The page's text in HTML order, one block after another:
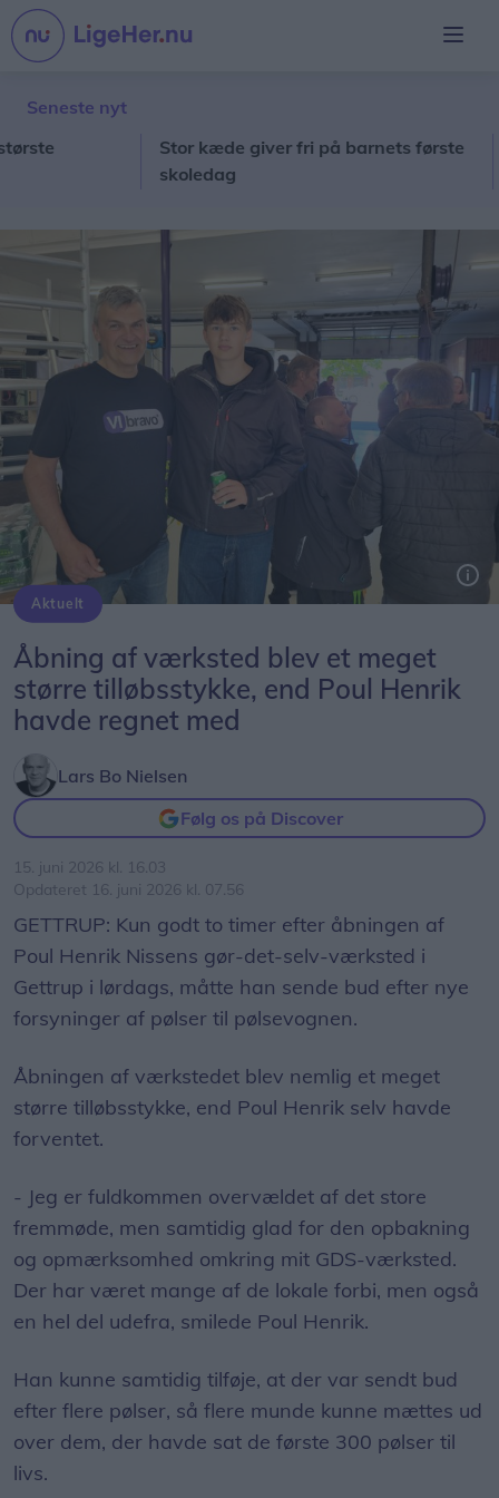
Seneste nyt
Stor kæde giver fri på barnets første
skoledag
Aktuelt
Åbning af værksted blev et meget
større tilløbsstykke, end Poul Henrik
havde regnet med
Lars Bo Nielsen
Følg os på Discover
15. juni 2026 kl. 16.03
Opdateret 16. juni 2026 kl. 07.56
GETTRUP: Kun godt to timer efter åbningen af
Poul Henrik Nissens gør-det-selv-værksted i
Gettrup i lørdags, måtte han sende bud efter nye
forsyninger af pølser til pølsevognen.
Åbningen af værkstedet blev nemlig et meget
større tilløbsstykke, end Poul Henrik selv havde
forventet.
- Jeg er fuldkommen overvældet af det store
fremmøde, men samtidig glad for den opbakning
og opmærksomhed omkring mit GDS-værksted.
Der har været mange af de lokale forbi, men også
en hel del udefra, smilede Poul Henrik.
Han kunne samtidig tilføje, at der var sendt bud
efter flere pølser, så flere munde kunne mættes ud
over dem, der havde sat de første 300 pølser til
livs.